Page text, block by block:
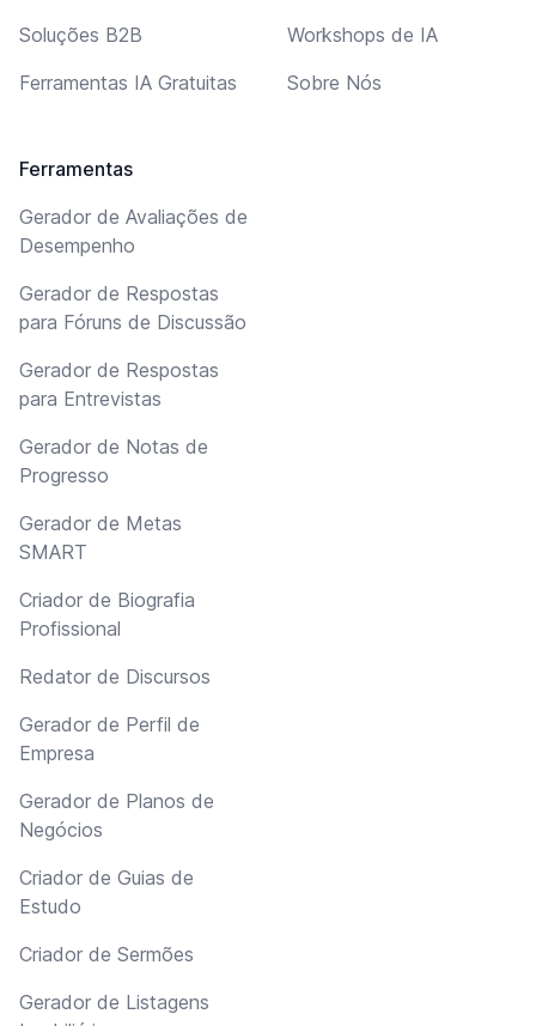
Soluções B2B
Ferramentas IA Gratuitas
Ferramentas
Gerador de Avaliações de
Desempenho
Gerador de Respostas
para Fóruns de Discussão
Gerador de Respostas
para Entrevistas
Gerador de Notas de
Progresso
Gerador de Metas
SMART
Criador de Biografia
Profissional
Redator de Discursos
Gerador de Perfil de
Empresa
Gerador de Planos de
Negócios
Criador de Guias de
Estudo
Criador de Sermões
Gerador de Listagens
Workshops de IA
Sobre Nós